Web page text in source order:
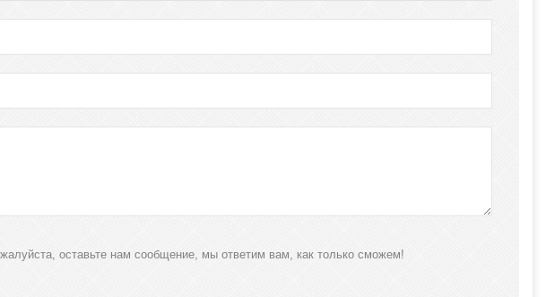
оставьте нам сообщение, мы ответим вам, как только сможем!